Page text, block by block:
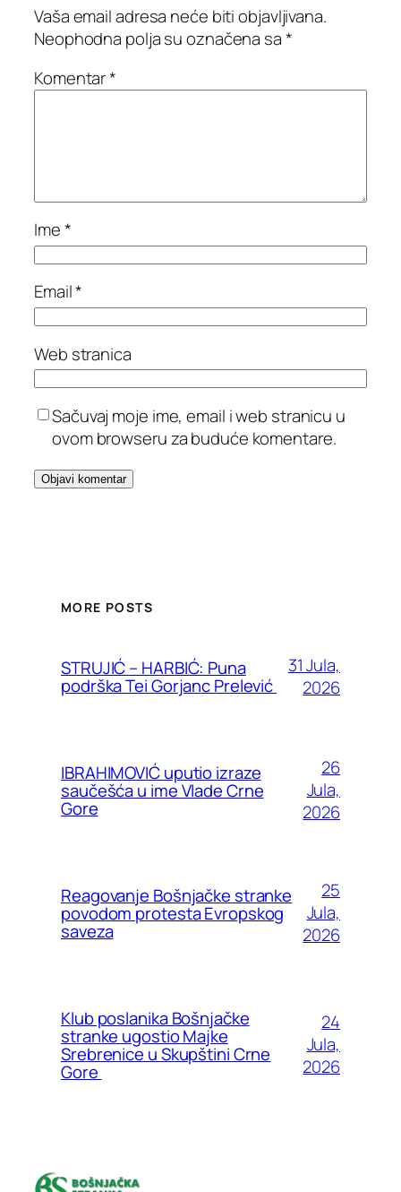
Vaša email adresa neće biti objavljivana.
Neophodna polja su označena sa*
Komentar*
Ime*
Email*
Web stranica
Sačuvaj moje ime, email i web stranicu u
ovom browseru za buduće komentare.
MORE POSTS
STRUJIĆ – HARBIĆ: Puna
podrška Tei Gorjanc Prelević
31 Jula,
2026
IBRAHIMOVIĆ uputio izraze
saučešća u ime Vlade Crne
Gore
26
Jula,
2026
Reagovanje Bošnjačke stranke
povodom protesta Evropskog
saveza
25
Jula,
2026
Klub poslanika Bošnjačke
stranke ugostio Majke
Srebrenice u Skupštini Crne
Gore
24
Jula,
2026